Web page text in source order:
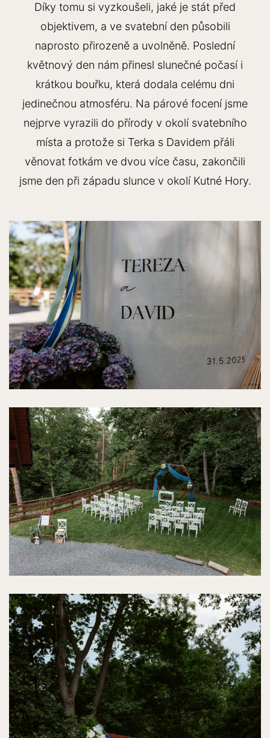
Díky tomu si vyzkoušeli, jaké je stát před
objektivem, a ve svatební den působili
naprosto přirozeně a uvolněně. Poslední
květnový den nám přinesl slunečné počasí i
krátkou bouřku, která dodala celému dni
jedinečnou atmosféru. Na párové focení jsme
nejprve vyrazili do přírody v okolí svatebního
místa a protože si Terka s Davidem přáli
věnovat fotkám ve dvou více času, zakončili
jsme den při západu slunce v okolí Kutné Hory.